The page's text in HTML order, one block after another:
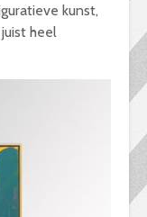
kunst,
heel